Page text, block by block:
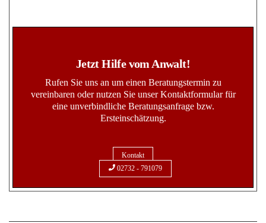
Jetzt Hilfe vom Anwalt!
Rufen Sie uns an um einen Beratungstermin zu
vereinbaren oder nutzen Sie unser Kontaktformular für
eine unverbindliche Beratungsanfrage bzw.
Ersteinschätzung.
Kontakt
02732 - 791079